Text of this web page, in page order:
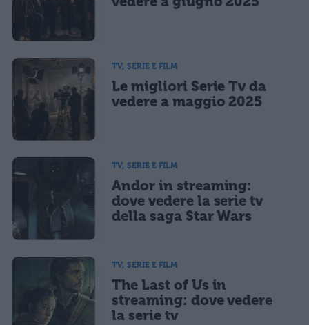
TV, SERIE E FILM
Le migliori Serie Tv da
vedere a maggio 2025
TV, SERIE E FILM
Andor in streaming:
dove vedere la serie tv
della saga Star Wars
TV, SERIE E FILM
The Last of Us in
streaming: dove vedere
la serie tv